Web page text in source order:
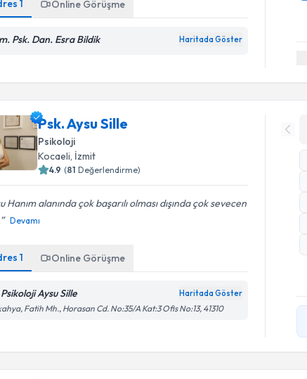
1 Online Görüşme
Psk. Dan. Esra Bildik Haritada Göster
Psk. Aysu Sille
Psikoloji
Kocaeli , İzmit
4.9 (81 Değerlendirme)
Hanım alanında çok başarılı olması dışında çok sevecen
Devamı
1 Online Görüşme
Aysu Sille Haritada Göster
Fatih Mh., Horasan Cd. No:35/A Kat:3 Ofis No:13, 41310